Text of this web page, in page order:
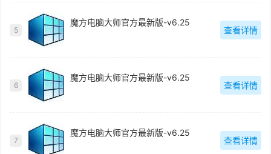
5
魔方电脑大师官方最新版-v6.25
查看详情
6
魔方电脑大师官方最新版-v6.25
查看详情
7
魔方电脑大师官方最新版-v6.25
查看详情